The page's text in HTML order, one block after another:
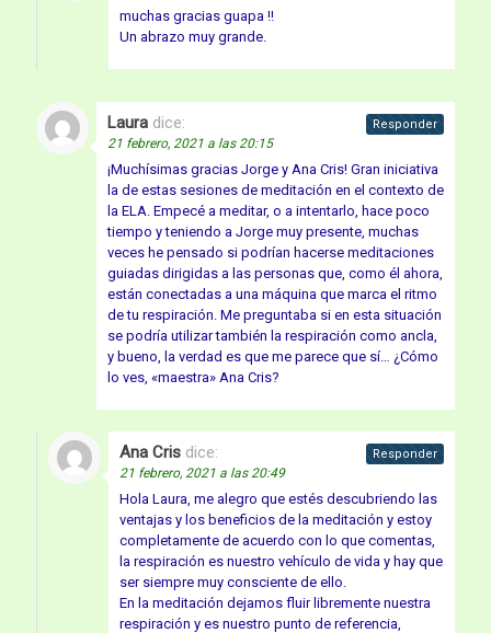
muchas gracias guapa !!
Un abrazo muy grande.
Laura dice:
21 febrero, 2021 a las 20:15
¡Muchísimas gracias Jorge y Ana Cris! Gran iniciativa
la de estas sesiones de meditación en el contexto de
la ELA. Empecé a meditar, o a intentarlo, hace poco
tiempo y teniendo a Jorge muy presente, muchas
veces he pensado si podrían hacerse meditaciones
guiadas dirigidas a las personas que, como él ahora,
están conectadas a una máquina que marca el ritmo
de tu respiración. Me preguntaba si en esta situación
se podría utilizar también la respiración como ancla,
y bueno, la verdad es que me parece que sí… ¿Cómo
lo ves, «maestra» Ana Cris?
Responder
Ana Cris dice:
21 febrero, 2021 a las 20:49
Hola Laura, me alegro que estés descubriendo las
ventajas y los beneficios de la meditación y estoy
completamente de acuerdo con lo que comentas,
la respiración es nuestro vehículo de vida y hay que
ser siempre muy consciente de ello.
En la meditación dejamos fluir libremente nuestra
respiración y es nuestro punto de referencia,
Responder